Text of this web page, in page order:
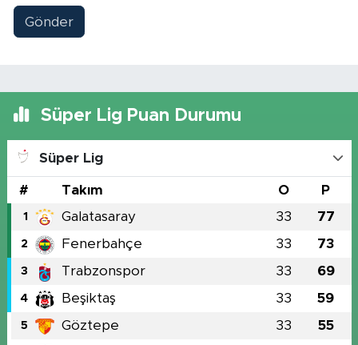
Gönder
Süper Lig Puan Durumu
Süper Lig
# Takım O P
1 Galatasaray 33 77
2 Fenerbahçe 33 73
3 Trabzonspor 33 69
4 Beşiktaş 33 59
5 Göztepe 33 55